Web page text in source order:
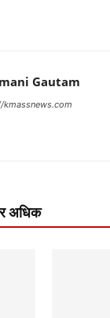
Gautam
अधिक